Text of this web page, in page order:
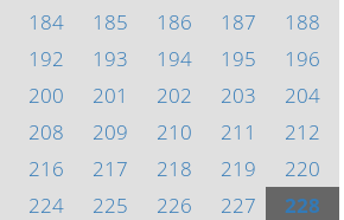
184 185 186 187
188
192 193 194 195
196
200 201 202 203
204
208 209 210 211
212
216 217 218 219
220
224 225 226 227
228